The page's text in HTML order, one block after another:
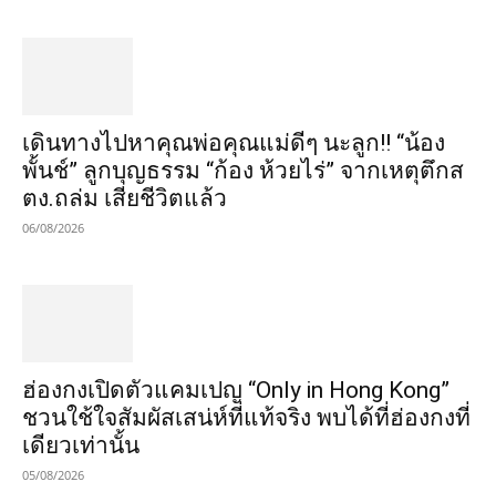
เดินทางไปหาคุณพ่อคุณแม่ดีๆ นะลูก!! “น้อง
พั้นช์” ลูกบุญธรรม “ก้อง ห้วยไร่” จากเหตุตึกส
ตง.ถล่ม เสียชีวิตแล้ว
06/08/2026
ฮ่องกงเปิดตัวแคมเปญ “Only in Hong Kong”
ชวนใช้ใจสัมผัสเสน่ห์ที่แท้จริง พบได้ที่ฮ่องกงที่
เดียวเท่านั้น
05/08/2026